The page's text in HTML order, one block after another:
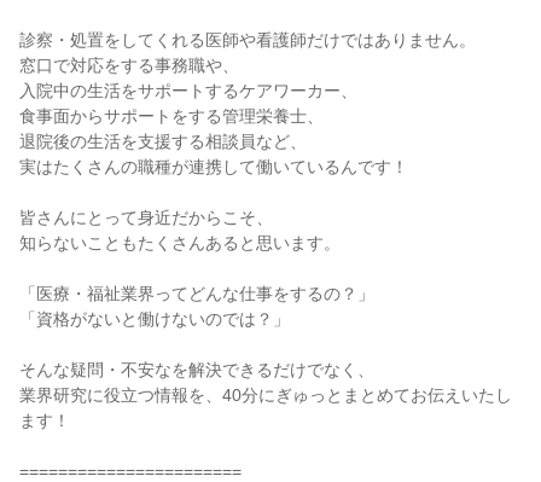
診察・処置をしてくれる医師や看護師だけではありません。
窓口で対応をする事務職や、
入院中の生活をサポートするケアワーカー、
食事面からサポートをする管理栄養士、
退院後の生活を支援する相談員など、
実はたくさんの職種が連携して働いているんです！
皆さんにとって身近だからこそ、
知らないこともたくさんあると思います。
「医療・福祉業界ってどんな仕事をするの？」
「資格がないと働けないのでは？」
そんな疑問・不安なを解決できるだけでなく、
業界研究に役立つ情報を、40分にぎゅっとまとめてお伝えいたし
ます！
=======================